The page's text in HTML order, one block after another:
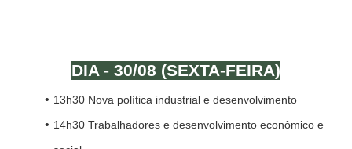
DIA - 30/08 (SEXTA-FEIRA)
13h30 Nova política industrial e desenvolvimento
14h30 Trabalhadores e desenvolvimento econômico e